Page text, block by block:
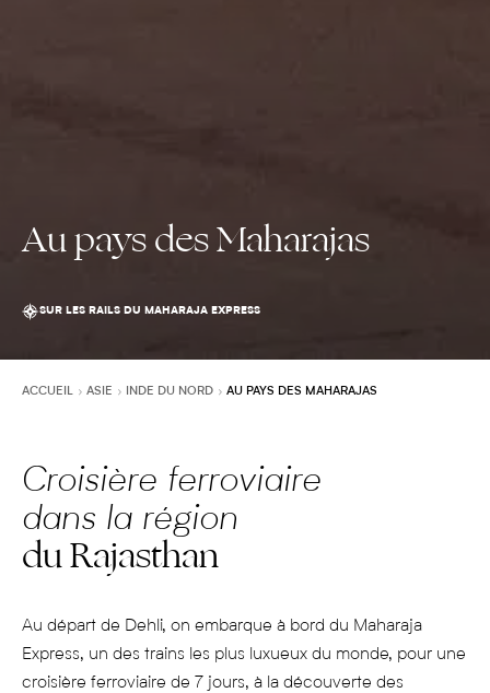
Au pays des Maharajas
SUR LES RAILS DU MAHARAJA EXPRESS
ACCUEIL ASIE INDE DU NORD AU PAYS DES MAHARAJAS
Croisière ferroviaire
dans la région
du Rajasthan
Au départ de Dehli, on embarque à bord du Maharaja
Express, un des trains les plus luxueux du monde, pour une
croisière ferroviaire de 7 jours, à la découverte des